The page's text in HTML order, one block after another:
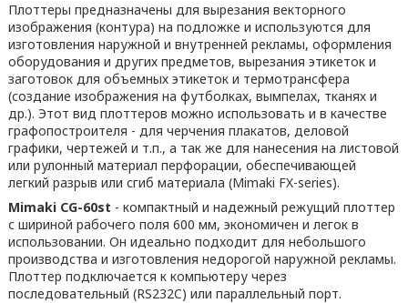
Плоттеры предназначены для вырезания векторного
изображения (контура) на подложке и используются для
изготовления наружной и внутренней рекламы, оформления
оборудования и других предметов, вырезания этикеток и
заготовок для объемных этикеток и термотрансфера
(создание изображения на футболках, вымпелах, тканях и
др.). Этот вид плоттеров можно использовать и в качестве
графопостроителя - для черчения плакатов, деловой
графики, чертежей и т.п., а так же для нанесения на листовой
или рулонный материал перфорации, обеспечивающей
легкий разрыв или сгиб материала (Mimaki FX-series).
Mimaki CG-60st - компактный и надежный режущий плоттер
с шириной рабочего поля 600 мм, экономичен и легок в
использовании. Он идеально подходит для небольшого
производства и изготовления недорогой наружной рекламы.
Плоттер подключается к компьютеру через
последовательный (RS232C) или параллельный порт.